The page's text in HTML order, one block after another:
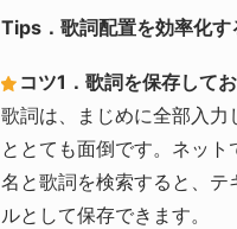
Tips．歌詞配置を効率化す
コツ1．歌詞を保存してお
歌詞は、まじめに全部入力
ととても面倒です。ネット
名と歌詞を検索すると、テ
ルとして保存できます。